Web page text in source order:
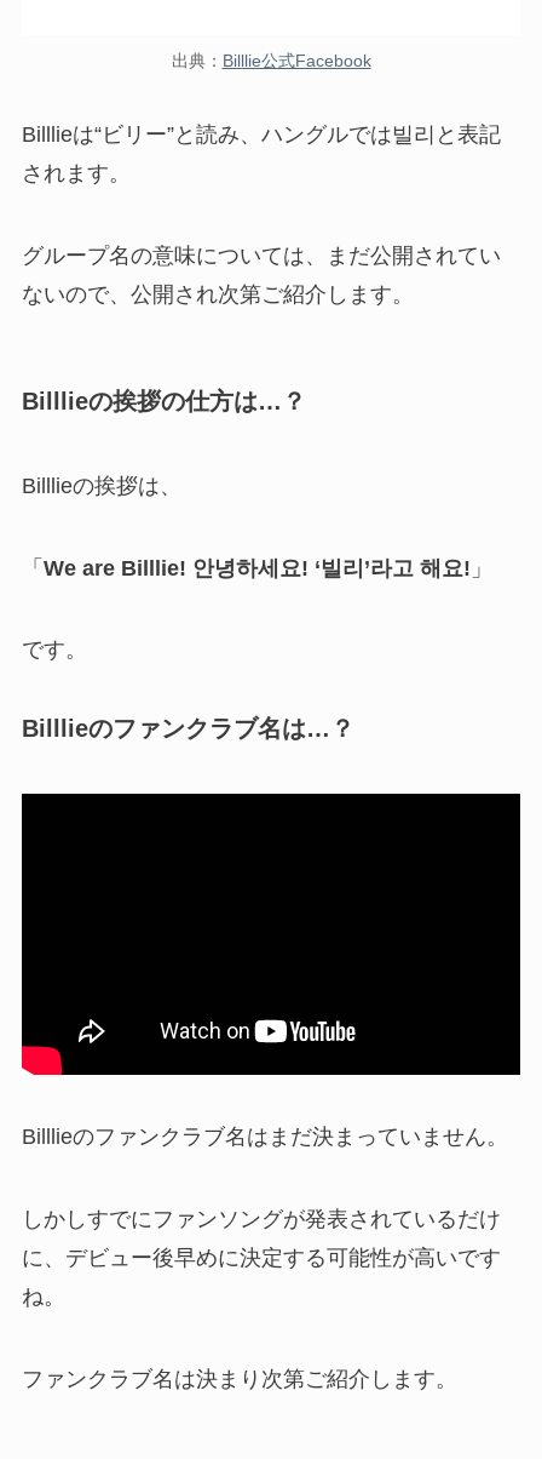
出典： Billlie公式Facebook
Billlieは“ビリー”と読み、ハングルでは빌리と表記
されます。
グループ名の意味については、まだ公開されてい
ないので、公開され次第ご紹介します。
Billlieの挨拶の仕方は…？
Billlieの挨拶は、
「 We are Billlie! 안녕하세요! ‘빌리’라고 해요! 」
です。
Billlieのファンクラブ名は…？
Billlieのファンクラブ名はまだ決まっていません。
しかしすでにファンソングが発表されているだけ
に、デビュー後早めに決定する可能性が高いです
ね。
ファンクラブ名は決まり次第ご紹介します。